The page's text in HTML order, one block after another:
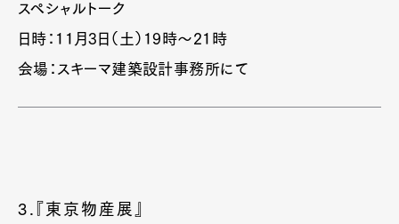
スペシャルトーク
日時：11月3日（土）19時～21時
会場：スキーマ建築設計事務所にて
3.『東京物産展』